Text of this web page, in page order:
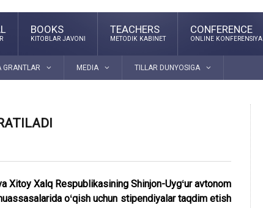
BOOKS
KITOBLAR JAVONI
TEACHERS
METODIK KABINET
CONFERENCE
ONLINE KONFERENSIYA
GRANTLAR MEDIA TILLAR DUNYOSIGA
Xitoy Xalq Respublikasining Shinjon-Uygʻur avtonom
oʻqish uchun stipendiyalar taqdim etish